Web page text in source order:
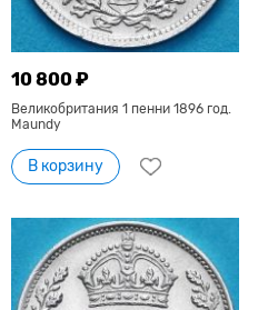
10 800 ₽
Великобритания 1 пенни 1896 год.
Maundy
В корзину